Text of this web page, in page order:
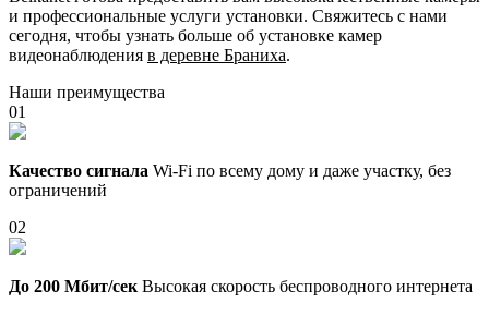
и профессиональные услуги установки. Свяжитесь с нами
сегодня, чтобы узнать больше об установке камер
видеонаблюдения в деревне Браниха.
Наши преимущества
01
Качество сигнала Wi-Fi по всему дому и даже участку, без
ограничений
02
До 200 Мбит/сек Высокая скорость беспроводного интернета